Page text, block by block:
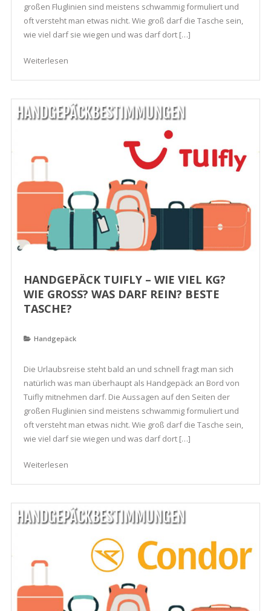
großen Fluglinien sind meistens schwammig formuliert und
oft versteht man etwas nicht. Wie groß darf die Tasche sein,
wie viel darf sie wiegen und was darf dort […]
Weiterlesen
HANDGEPÄCK TUIFLY – WIE VIEL KG?
WIE GROSS? WAS DARF REIN? BESTE T
ASCHE?
Handgepäck
Die Urlaubsreise steht bald an und schnell fragt man sich
natürlich was man überhaupt als Handgepäck an Bord von
Tuifly mitnehmen darf. Die Aussagen auf den Seiten der
großen Fluglinien sind meistens schwammig formuliert und
oft versteht man etwas nicht. Wie groß darf die Tasche sein,
wie viel darf sie wiegen und was darf dort […]
Weiterlesen